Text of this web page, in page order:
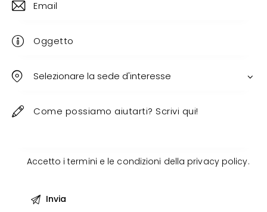
Accetto i termini e le condizioni della privacy policy.